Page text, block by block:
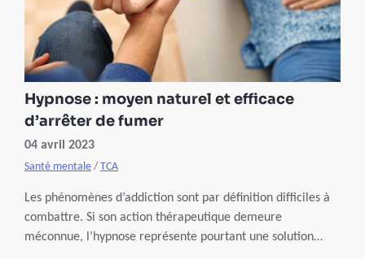
Hypnose : moyen naturel et efficace
d’arrêter de fumer
04 avril 2023
Santé mentale / TCA
Les phénomènes d’addiction sont par définition difficiles à
combattre. Si son action thérapeutique demeure
méconnue, l’hypnose représente pourtant une solution